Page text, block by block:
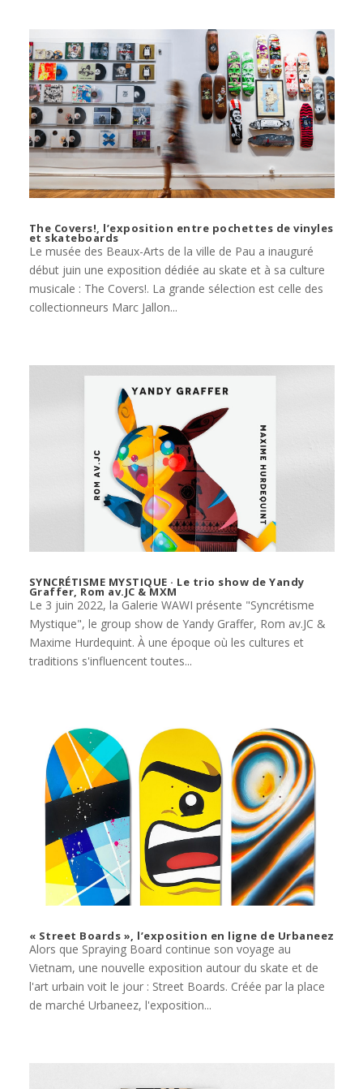
The Covers!, l’exposition entre pochettes de vinyles
et skateboards
Le musée des Beaux-Arts de la ville de Pau a inauguré
début juin une exposition dédiée au skate et à sa culture
musicale : The Covers!. La grande sélection est celle des
collectionneurs Marc Jallon...
SYNCRÉTISME MYSTIQUE · Le trio show de Yandy
Graffer, Rom av.JC & MXM
Le 3 juin 2022, la Galerie WAWI présente "Syncrétisme
Mystique", le group show de Yandy Graffer, Rom av.JC &
Maxime Hurdequint. À une époque où les cultures et
traditions s'influencent toutes...
« Street Boards », l’exposition en ligne de Urbaneez
Alors que Spraying Board continue son voyage au
Vietnam, une nouvelle exposition autour du skate et de
l'art urbain voit le jour : Street Boards. Créée par la place
de marché Urbaneez, l'exposition...